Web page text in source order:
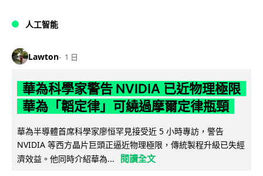
人工智能
Lawton 1 日
華為科學家警告 NVIDIA 已近物理極限
華為「韜定律」可繞過摩爾定律瓶頸
華為半導體首席科學家廖恒罕見接受近 5 小時專訪，警告
NVIDIA 等西方晶片巨頭正逼近物理極限，傳統製程升級已失經
濟效益。他同時介紹華為...
閱讀全文